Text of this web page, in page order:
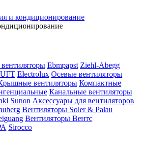
и кондиционирование
Ebmpapst Ziehl-Abegg
Electrolux Осевые вентиляторы
вентиляторы Компактные
Канальные вентиляторы
Sunon Аксессуары для вентиляторов
Вентиляторы Soler & Palau
Вентиляторы Вентс
Sirocco